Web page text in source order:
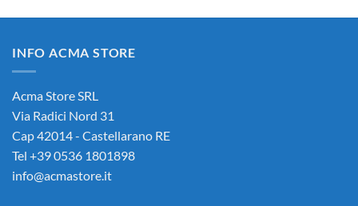
originale
90,00€.
attuale
INFO ACMA STORE
Acma Store SRL
Via Radici Nord 31
Cap 42014 - Castellarano RE
Tel +39 0536 1801898
info@acmastore.it